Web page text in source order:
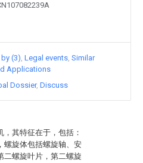
其特征在于，包括：
螺旋体包括螺旋轴、安
二螺旋叶片，第二螺旋
(3) Legal events Similar
Applications
Dossier Discuss